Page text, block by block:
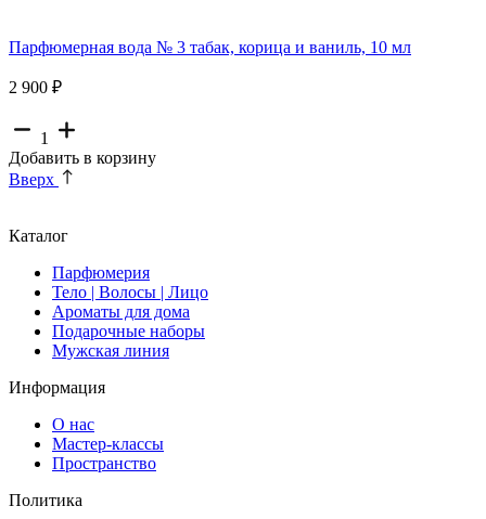
Парфюмерная вода № 3 табак, корица и ваниль, 10 мл
2 900 ₽
1
Добавить в корзину
Вверх
Каталог
Парфюмерия
Тело | Волосы | Лицо
Ароматы для дома
Подарочные наборы
Мужская линия
Информация
О нас
Мастер-классы
Пространство
Политика